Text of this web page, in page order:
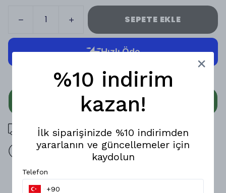
SEPETE EKLE
WHATSAPP
3000 TL üzeri ücretsiz kargo
14 gün içinde iade değişim
Ürün Açıklaması
%10 indirim
kazan!
İlk siparişinizde %10 indirimden
yararlanın ve güncellemeler için
kaydolun
Telefon